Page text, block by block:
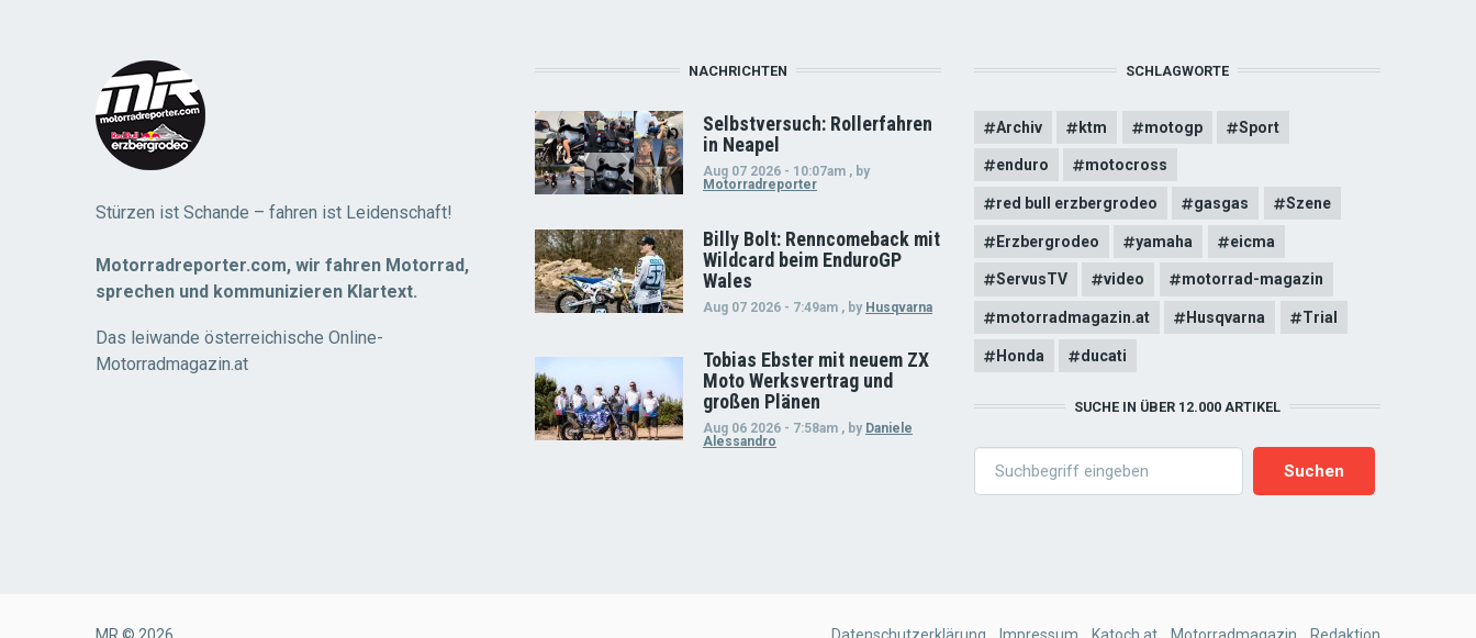
Stürzen ist Schande – fahren ist Leidenschaft!
Motorradreporter.com, wir fahren Motorrad,
sprechen und kommunizieren Klartext.
Das leiwande österreichische Online-
Motorradmagazin.at
NACHRICHTEN
Selbstversuch: Rollerfahren
in Neapel
Aug 07 2026 - 10:07am , by
Motorradreporter
Billy Bolt: Renncomeback mit
Wildcard beim EnduroGP
Wales
Aug 07 2026 - 7:49am , by Husqvarna
Tobias Ebster mit neuem ZX
Moto Werksvertrag und
großen Plänen
Aug 06 2026 - 7:58am , by Daniele
Alessandro
SCHLAGWORTE
Archiv ktm motogp Sport
enduro motocross
red bull erzbergrodeo gasgas Szene
Erzbergrodeo yamaha eicma
ServusTV video motorrad-magazin
motorradmagazin.at Husqvarna Trial
Honda ducati
SUCHE IN ÜBER 12.000 ARTIKEL
FOOTER